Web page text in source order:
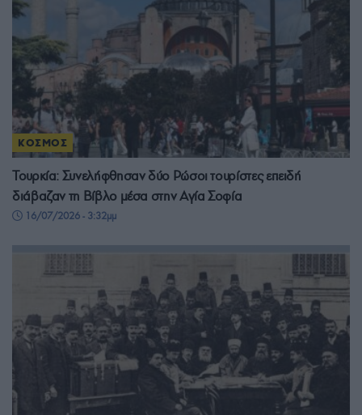
ΚΟΣΜΟΣ
Τουρκία: Συνελήφθησαν δύο Ρώσοι τουρίστες επειδή
διάβαζαν τη Βίβλο μέσα στην Αγία Σοφία
16/07/2026 - 3:32μμ